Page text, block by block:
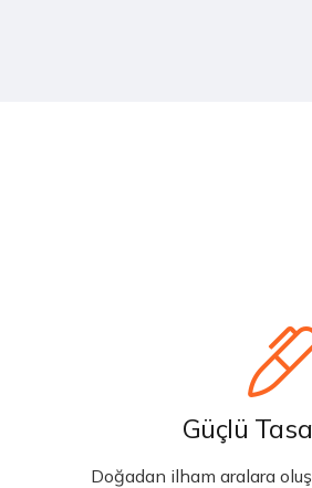
Güçlü
Doğadan ilham aralara